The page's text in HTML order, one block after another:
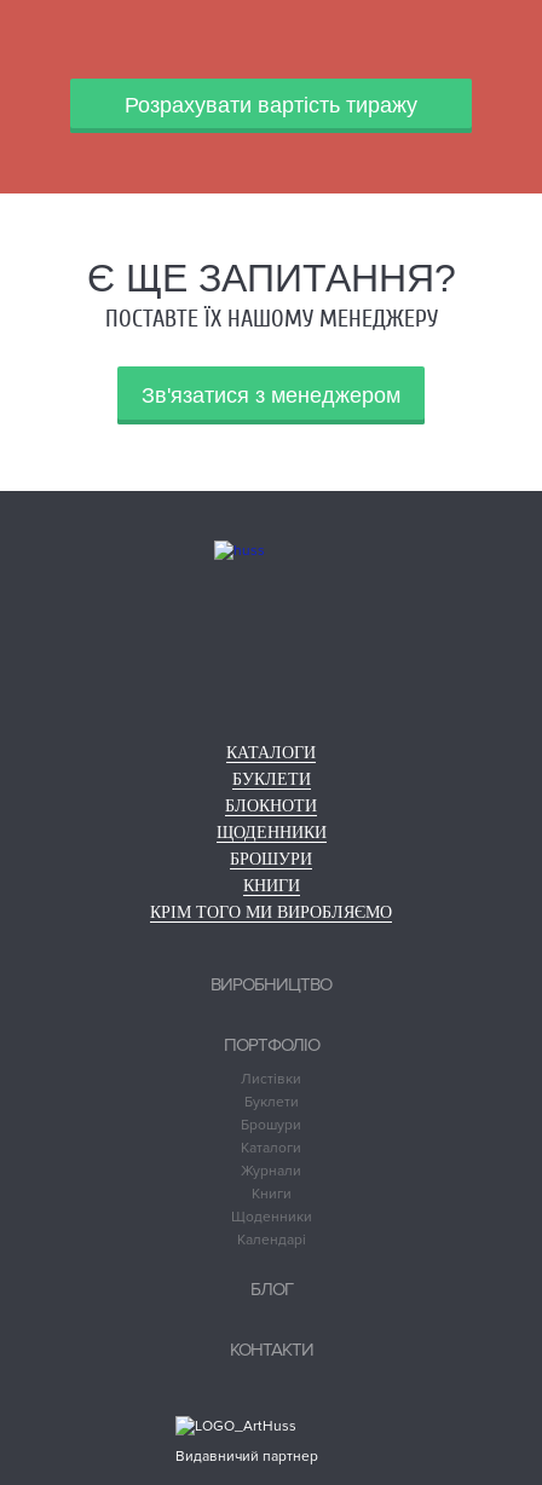
Розрахувати вартість тиражу
Є ЩЕ ЗАПИТАННЯ?
ПОСТАВТЕ ЇХ НАШОМУ МЕНЕДЖЕРУ
Зв'язатися з менеджером
КАТАЛОГИ
БУКЛЕТИ
БЛОКНОТИ
ЩОДЕННИКИ
БРОШУРИ
КНИГИ
КРІМ ТОГО МИ ВИРОБЛЯЄМО
ВИРОБНИЦТВО
ПОРТФОЛІО
Листівки
Буклети
Брошури
Каталоги
Журнали
Книги
Щоденники
Календарі
БЛОГ
КОНТАКТИ
Видавничий партнер